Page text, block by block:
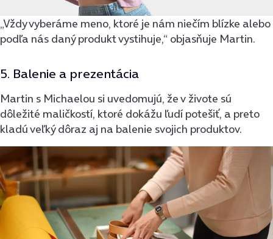
„Vždy vyberáme meno, ktoré je nám niečím blízke alebo
podľa nás daný produkt vystihuje,“ objasňuje Martin.
5. Balenie a prezentácia
Martin s Michaelou si uvedomujú, že v živote sú
dôležité maličkostí, ktoré dokážu ľudí potešiť, a preto
kladú veľký dôraz aj na balenie svojich produktov.